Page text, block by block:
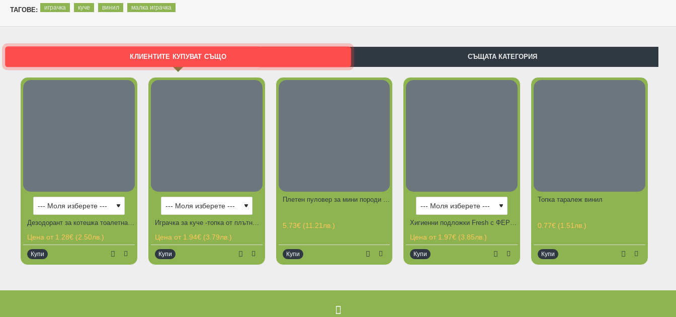
ТАГОВЕ: играчка куче винил малка играчка
КЛИЕНТИТЕ КУПУВАТ СЪЩО СЪЩАТА КАТЕГОРИЯ
ГОРЕЩИ ПРЕДЛОЖЕНИЯ
Цена от 1.28€ (2.50лв.)
Купи
Играчка за куче -топка от плътна гума удобна за игра и обучение
Цена от 1.94€ (3.79лв.)
Купи
5.73€ (11.21лв.)
Купи
ГОРЕЩИ ПРЕДЛОЖЕНИЯ
Цена от 1.97€ (3.85лв.)
Купи
Топка таралеж винил
0.77€ (1.51лв.)
Купи